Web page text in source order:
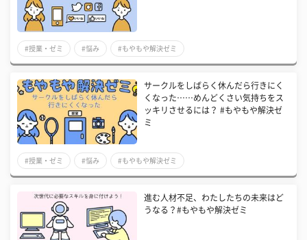
#授業・ゼミ #悩み #もやもや解決ゼミ
サークルをしばらく休んだら行きにく
くなった……めんどくさい気持ちをス
ッキリさせるには？ #もやもや解決ゼ
ミ
#授業・ゼミ #悩み #もやもや解決ゼミ
進む人材不足、わたしたちの未来はど
うなる？#もやもや解決ゼミ